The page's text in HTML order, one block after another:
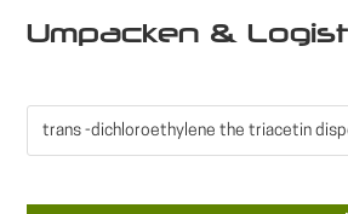
Umpacken &
Suchen